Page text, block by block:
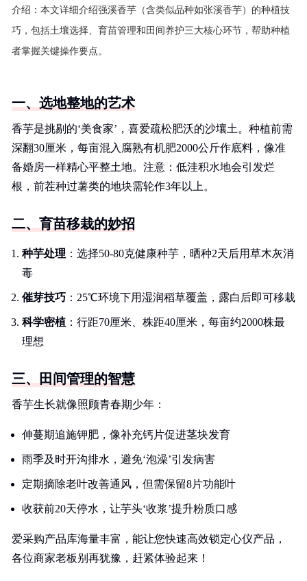
介绍： 本文详细介绍强溪香芋（含类似品种如张溪香芋）的种植技
巧，包括土壤选择、育苗管理和田间养护三大核心环节，帮助种植
者掌握关键操作要点。
一、选地整地的艺术
香芋是挑剔的‘美食家’，喜爱疏松肥沃的沙壤土。种植前需
深翻30厘米，每亩混入腐熟有机肥2000公斤作底料，像准
备婚房一样精心平整土地。注意：低洼积水地会引发烂
根，前茬种过薯类的地块需轮作3年以上。
二、育苗移栽的妙招
种芋处理 ：选择50-80克健康种芋，晒种2天后用草木灰消
毒
催芽技巧 ：25℃环境下用湿润稻草覆盖，露白后即可移栽
科学密植 ：行距70厘米、株距40厘米，每亩约2000株最
理想
三、田间管理的智慧
香芋生长就像照顾青春期少年：
伸蔓期追施钾肥，像补充钙片促进茎块发育
雨季及时开沟排水，避免‘泡澡’引发病害
定期摘除老叶改善通风，但需保留8片功能叶
收获前20天停水，让芋头‘收浆’提升粉质口感
爱采购产品库海量丰富，能让您快速高效锁定心仪产品，
各位商家老板别再犹豫，赶紧体验起来！